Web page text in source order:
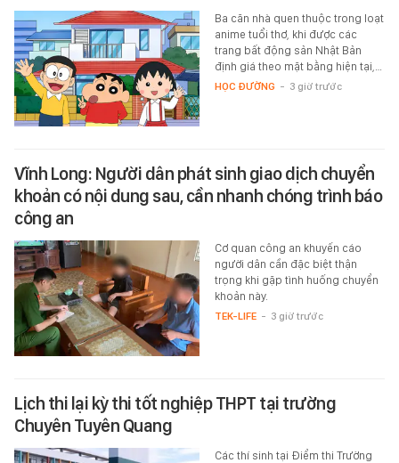
Ba căn nhà quen thuộc trong loạt
anime tuổi thơ, khi được các
trang bất động sản Nhật Bản
định giá theo mặt bằng hiện tại,…
HỌC ĐƯỜNG - 3 giờ trước
Vĩnh Long: Người dân phát sinh giao dịch chuyển
khoản có nội dung sau, cần nhanh chóng trình báo
công an
Cơ quan công an khuyến cáo
người dân cần đặc biệt thận
trọng khi gặp tình huống chuyển
khoản này.
TEK-LIFE - 3 giờ trước
Lịch thi lại kỳ thi tốt nghiệp THPT tại trường
Chuyên Tuyên Quang
Các thí sinh tại Điểm thi Trường